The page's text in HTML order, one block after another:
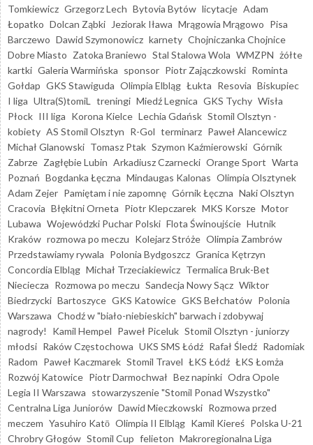
Tomkiewicz Grzegorz Lech Bytovia Bytów licytacje Adam
Łopatko Dolcan Ząbki Jeziorak Iława Mrągowia Mrągowo Pisa
Barczewo Dawid Szymonowicz karnety Chojniczanka Chojnice
Dobre Miasto Zatoka Braniewo Stal Stalowa Wola WMZPN żółte
kartki Galeria Warmińska sponsor Piotr Zajączkowski Rominta
Gołdap GKS Stawiguda Olimpia Elbląg Łukta Resovia Biskupiec
I liga Ultra(S)tomiL treningi Miedź Legnica GKS Tychy Wisła
Płock III liga Korona Kielce Lechia Gdańsk Stomil Olsztyn -
kobiety AS Stomil Olsztyn R-Gol terminarz Paweł Alancewicz
Michał Glanowski Tomasz Ptak Szymon Kaźmierowski Górnik
Zabrze Zagłębie Lubin Arkadiusz Czarnecki Orange Sport Warta
Poznań Bogdanka Łęczna Mindaugas Kalonas Olimpia Olsztynek
Adam Zejer Pamiętam i nie zapomnę Górnik Łęczna Naki Olsztyn
Cracovia Błękitni Orneta Piotr Klepczarek MKS Korsze Motor
Lubawa Wojewódzki Puchar Polski Flota Świnoujście Hutnik
Kraków rozmowa po meczu Kolejarz Stróże Olimpia Zambrów
Przedstawiamy rywala Polonia Bydgoszcz Granica Kętrzyn
Concordia Elbląg Michał Trzeciakiewicz Termalica Bruk-Bet
Nieciecza Rozmowa po meczu Sandecja Nowy Sącz Wiktor
Biedrzycki Bartoszyce GKS Katowice GKS Bełchatów Polonia
Warszawa Chodź w "biało-niebieskich" barwach i zdobywaj
nagrody!
Kamil Hempel Paweł Piceluk Stomil Olsztyn - juniorzy
młodsi Raków Częstochowa UKS SMS Łódź Rafał Śledź Radomiak
Radom Paweł Kaczmarek Stomil Travel ŁKS Łódź ŁKS Łomża
Rozwój Katowice Piotr Darmochwał Bez napinki Odra Opole
Legia II Warszawa stowarzyszenie "Stomil Ponad Wszystko"
Centralna Liga Juniorów Dawid Mieczkowski Rozmowa przed
meczem Yasuhiro Katō Olimpia II Elbląg Kamil Kiereś Polska U-21
Chrobry Głogów Stomil Cup felieton Makroregionalna Liga